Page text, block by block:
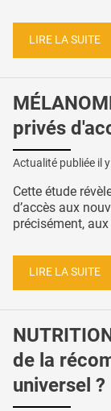
LIRE LA SUITE
privés
Actualité publiée il
Cette étude
d’accès aux
précisément,
LIRE LA SUITE
de la
universel ?